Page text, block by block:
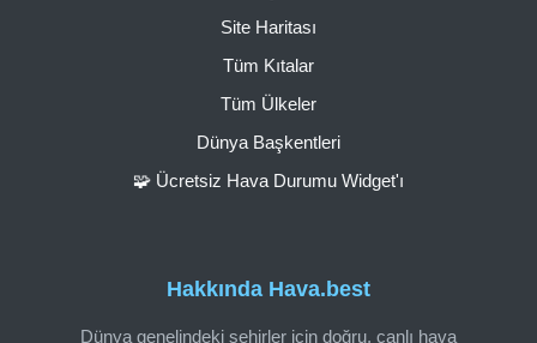
Hakkında Hava.best
Dünya genelindeki şehirler için doğru, canlı hava
Site Haritası
Tüm Kıtalar
Tüm Ülkeler
Dünya Başkentleri
🧩 Ücretsiz Hava Durumu Widget'ı